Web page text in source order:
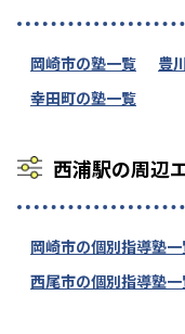
岡崎市の塾一覧 豊
幸田町の塾一覧
西浦駅の周辺
岡崎市の個別指導塾
西尾市の個別指導塾